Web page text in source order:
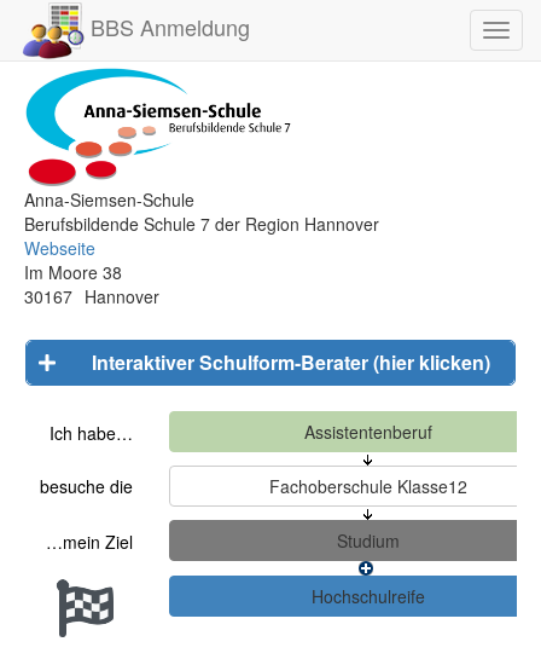
BBS Anmeldung
Anna-Siemsen-Schule
Berufsbildende Schule 7 der Region Hannover
Webseite
Im Moore 38
30167 Hannover
Interaktiver Schulform-Berater (hier klicken)
Ich habe…
besuche die
…mein Ziel